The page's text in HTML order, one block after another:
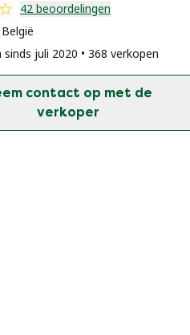
42 beoordelingen
juli 2020 • 368 verkopen
contact op met de
verkoper